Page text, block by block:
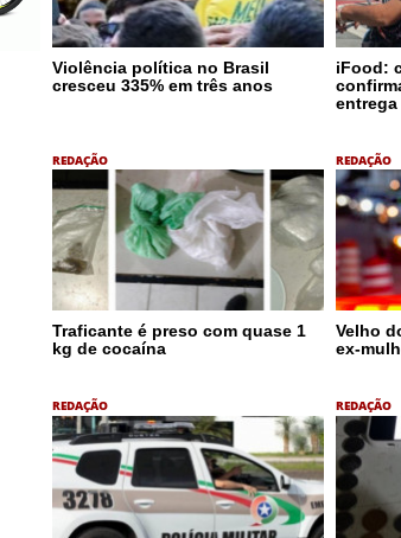
Violência política no Brasil
cresceu 335% em três anos
iFood:
entrega
REDAÇÃO
Traficante é preso com quase 1
kg de cocaína
REDAÇÃO
Velho
ex-
REDAÇÃO REDAÇÃO